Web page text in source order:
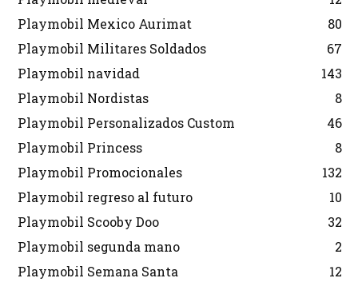
Playmobil Mexico Aurimat
80
Playmobil Militares Soldados
67
Playmobil navidad
143
Playmobil Nordistas
8
Playmobil Personalizados Custom
46
Playmobil Princess
8
Playmobil Promocionales
132
Playmobil regreso al futuro
10
Playmobil Scooby Doo
32
Playmobil segunda mano
2
Playmobil Semana Santa
12